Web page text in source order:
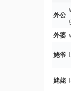
外公
外婆
姥爷
姥姥